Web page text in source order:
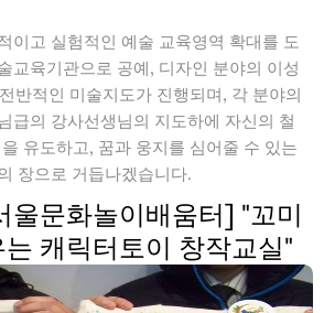
이고 실험적인 예술 교육영역 확대를 도
교육기관으로 공예, 디자인 분야의 이성
반적인 미술지도가 진행되며, 각 분야의
급의 강사선생님의 지도하에 자신의 철
유도하고, 꿈과 웅지를 심어줄 수 있는
장으로 거듭나겠습니다.
울문화놀이배움터] "꼬미
캐릭터토이 창작교실"